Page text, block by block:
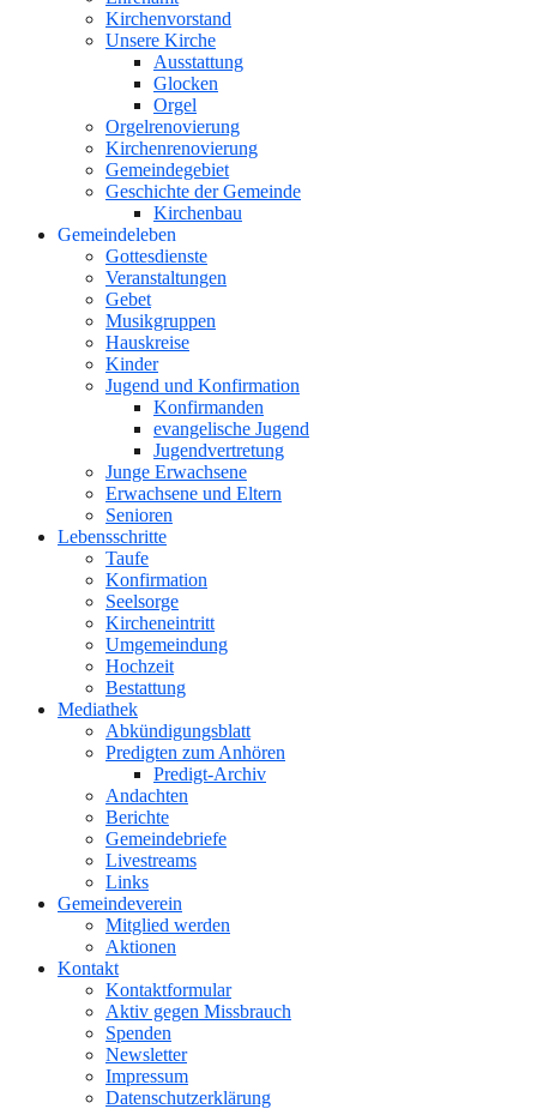
Kirchenvorstand
Unsere Kirche
Ausstattung
Glocken
Orgel
Orgelrenovierung
Kirchenrenovierung
Gemeindegebiet
Geschichte der Gemeinde
Kirchenbau
Gemeindeleben
Gottesdienste
Veranstaltungen
Gebet
Musikgruppen
Hauskreise
Kinder
Jugend und Konfirmation
Konfirmanden
evangelische Jugend
Jugendvertretung
Junge Erwachsene
Erwachsene und Eltern
Senioren
Lebensschritte
Taufe
Konfirmation
Seelsorge
Kircheneintritt
Umgemeindung
Hochzeit
Bestattung
Mediathek
Abkündigungsblatt
Predigten zum Anhören
Predigt-Archiv
Andachten
Berichte
Gemeindebriefe
Livestreams
Links
Gemeindeverein
Mitglied werden
Aktionen
Kontakt
Kontaktformular
Aktiv gegen Missbrauch
Spenden
Newsletter
Impressum
Datenschutzerklärung